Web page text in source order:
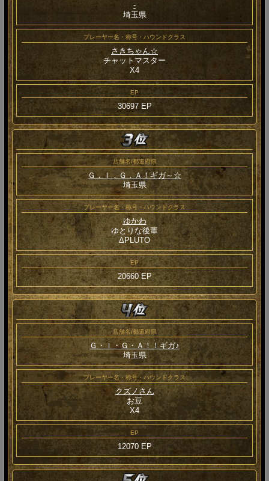
-
埼玉県
プレーヤー名・称号・ハウンドクラス
さきちゃん☆
チャットマスター
Χ4
EP
30697 EP
店舗名/都道府県
Ｇ．Ｉ．Ｇ．Ａ！ギガ～☆
埼玉県
プレーヤー名・称号・ハウンドクラス
ゆかわ
ゆとりな後輩
ΔPLUTO
EP
20660 EP
店舗名/都道府県
Ｇ・Ｉ・Ｇ・Ａ！！ギガ♪
埼玉県
プレーヤー名・称号・ハウンドクラス
クズノさん
お豆
Χ4
EP
12070 EP